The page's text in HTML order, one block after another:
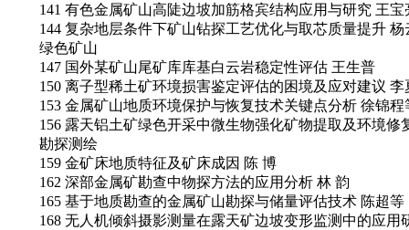
141 有色金属矿山高陡边坡加筋格宾结构应用与研究 王宝
144 复杂地层条件下矿山钻探工艺优化与取芯质量提升 杨
绿色矿山
147 国外某矿山尾矿库库基白云岩稳定性评估 王生普
150 离子型稀土矿环境损害鉴定评估的困境及应对建议 李
153 金属矿山地质环境保护与恢复技术关键点分析 徐锦程
156 露天铝土矿绿色开采中微生物强化矿物提取及环境修
勘探测绘
159 金矿床地质特征及矿床成因 陈 博
162 深部金属矿勘查中物探方法的应用分析 林 韵
165 基于地质勘查的金属矿山勘探与储量评估技术 陈超等
168 无人机倾斜摄影测量在露天矿边坡变形监测中的应用